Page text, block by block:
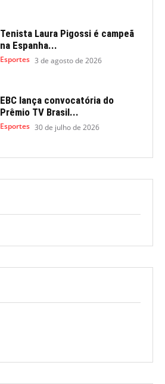
Tenista Laura Pigossi é campeã
na Espanha...
Esportes 3 de agosto de 2026
EBC lança convocatória do
Prêmio TV Brasil...
Esportes 30 de julho de 2026